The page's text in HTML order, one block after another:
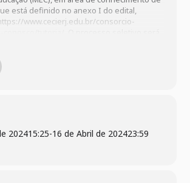
está definido no anexo I do edital,
www.cecierj.edu.br/consorcio-
a critério da Fundação Cecierj.
202415:25-16 de Abril de 202423:59